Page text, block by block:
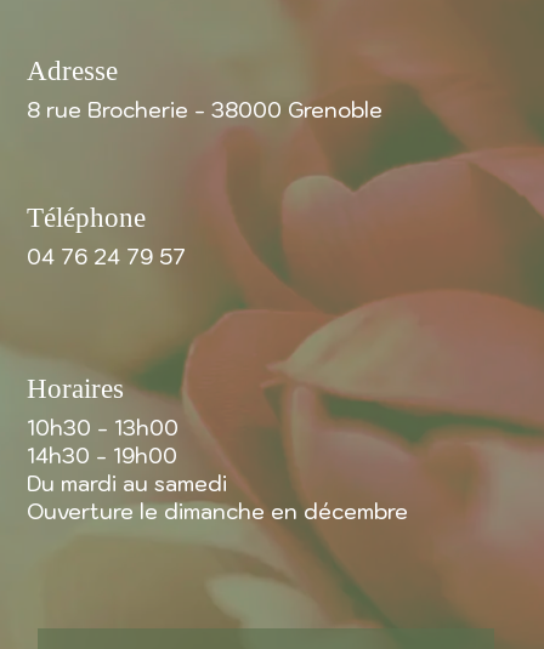
Adresse
8 rue Brocherie - 38000 Grenoble
Téléphone
04 76 24 79 57
Horaires
10h30 - 13h00
14h30 - 19h00
Du mardi au samedi
Ouverture le dimanche en décembre